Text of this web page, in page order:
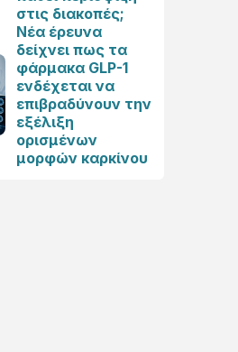
στις διακοπές;
Νέα έρευνα
δείχνει πως τα
φάρμακα GLP-1
ενδέχεται να
επιβραδύνουν την
εξέλιξη
ορισμένων
μορφών καρκίνου